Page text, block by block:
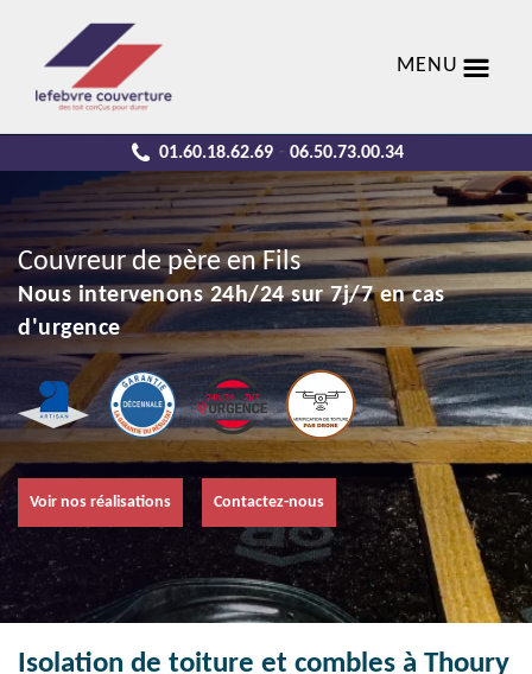
MENU
01.60.18.62.69 - 06.50.73.00.34
Couvreur de père en Fils
Nous intervenons 24h/24 sur 7j/7 en cas
d'urgence
Voir nos réalisations Contactez-nous
Isolation de toiture et combles à Thoury